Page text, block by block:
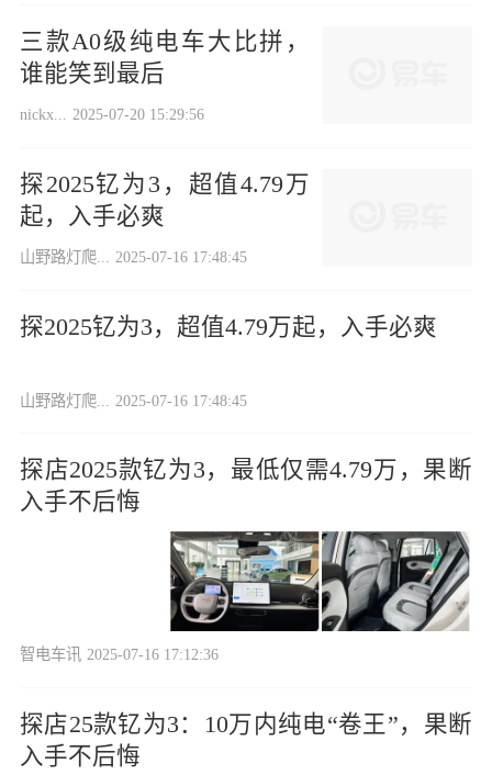
三款A0级纯电车大比拼，
谁能笑到最后
nickx... 2025-07-20 15:29:56
探2025钇为3，超值4.79万
起，入手必爽
山野路灯爬... 2025-07-16 17:48:45
探2025钇为3，超值4.79万起，入手必爽
山野路灯爬... 2025-07-16 17:48:45
探店2025款钇为3，最低仅需4.79万，果断
入手不后悔
智电车讯 2025-07-16 17:12:36
探店25款钇为3：10万内纯电“卷王”，果断
入手不后悔